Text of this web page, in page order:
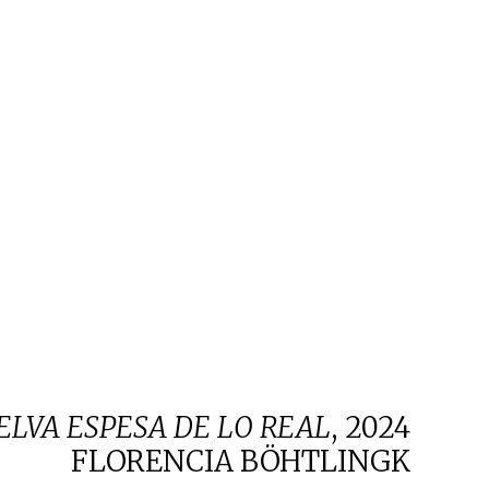
ESPESA DE LO REAL, 2024
FLORENCIA BÖHTLINGK